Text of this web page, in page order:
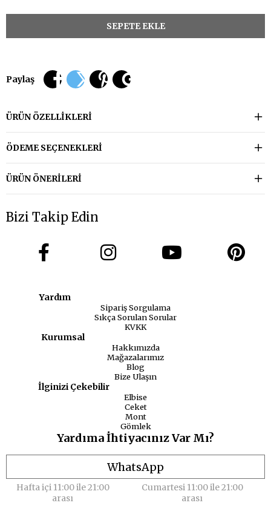
Paylaş
ÜRÜN ÖZELLIKLERI
ÖDEME SEÇENEKLERI
ÜRÜN ÖNERILERI
Bizi Takip Edin
Yardım
Sipariş Sorgulama
Sıkça Sorulan Sorular
KVKK
Kurumsal
Hakkımızda
Mağazalarımız
Blog
Bize Ulaşın
İlginizi Çekebilir
Elbise
Ceket
Mont
Gömlek
Yardıma İhtiyacınız Var Mı?
WhatsApp
Hafta içi 11:00 ile 21:00
arası
Cumartesi 11:00 ile 21:00
arası